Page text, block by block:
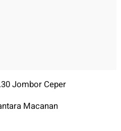
Jombor Ceper
Macanan